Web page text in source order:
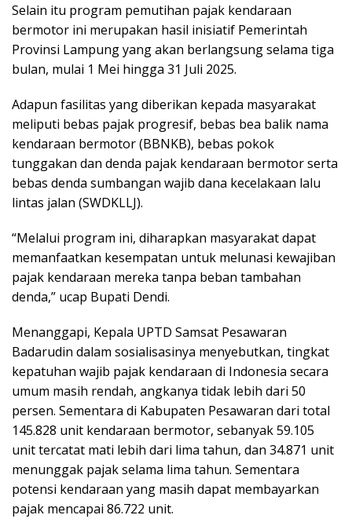
Selain itu program pemutihan pajak kendaraan
bermotor ini merupakan hasil inisiatif Pemerintah
Provinsi Lampung yang akan berlangsung selama tiga
bulan, mulai 1 Mei hingga 31 Juli 2025.
Adapun fasilitas yang diberikan kepada masyarakat
meliputi bebas pajak progresif, bebas bea balik nama
kendaraan bermotor (BBNKB), bebas pokok
tunggakan dan denda pajak kendaraan bermotor serta
bebas denda sumbangan wajib dana kecelakaan lalu
lintas jalan (SWDKLLJ).
“Melalui program ini, diharapkan masyarakat dapat
memanfaatkan kesempatan untuk melunasi kewajiban
pajak kendaraan mereka tanpa beban tambahan
denda,” ucap Bupati Dendi.
Menanggapi, Kepala UPTD Samsat Pesawaran
Badarudin dalam sosialisasinya menyebutkan, tingkat
kepatuhan wajib pajak kendaraan di Indonesia secara
umum masih rendah, angkanya tidak lebih dari 50
persen. Sementara di Kabupaten Pesawaran dari total
145.828 unit kendaraan bermotor, sebanyak 59.105
unit tercatat mati lebih dari lima tahun, dan 34.871 unit
menunggak pajak selama lima tahun. Sementara
potensi kendaraan yang masih dapat membayarkan
pajak mencapai 86.722 unit.